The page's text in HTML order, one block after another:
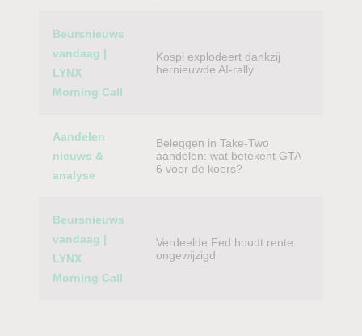
Beursnieuws
vandaag |
LYNX
Morning Call
Kospi explodeert dankzij
hernieuwde AI-rally
Aandelen
nieuws &
analyse
Beleggen in Take-Two
aandelen: wat betekent GTA
6 voor de koers?
Beursnieuws
vandaag |
LYNX
Morning Call
Verdeelde Fed houdt rente
ongewijzigd